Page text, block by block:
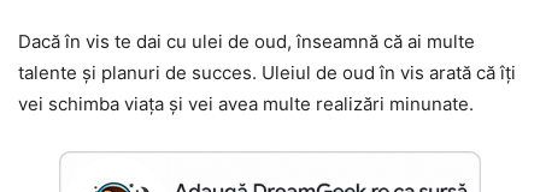
Dacă în vis te dai cu ulei de oud, înseamnă că ai multe
talente și planuri de succes. Uleiul de oud în vis arată că îți
vei schimba viața și vei avea multe realizări minunate.